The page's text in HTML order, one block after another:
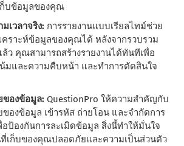
บข้อมูลของคุณ
เวลาจริง: การรายงานแบบเรียลไทม์ช่วย
ราะห์ข้อมูลของคุณได้ หลังจากรวบรวม
ว คุณสามารถสร้างรายงานได้ทันทีเพื่อ
มและความคืบหน้า และทําการตัดสินใจ
องข้อมูล: QuestionPro ให้ความสําคัญกับ
องข้อมูล เข้ารหัส ถ่ายโอน และจํากัดการ
อป้องกันการละเมิดข้อมูล สิ่งนี้ทําให้มั่นใจ
เก็บของคุณปลอดภัยและความเป็นส่วนตัว